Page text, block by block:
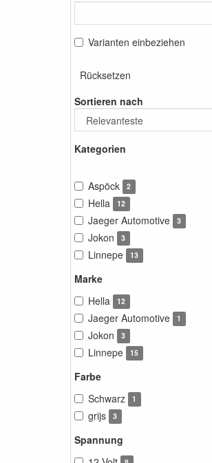
Varianten einbeziehen
Rücksetzen
Sortieren nach
Kategorien
Aspöck 2
Hella 12
Jaeger Automotive 3
Jokon 3
Linnepe 13
Marke
Hella
12
Jaeger Automotive 1
Jokon 3
Linnepe 15
Farbe
Schwarz
1
grijs 3
Spannung